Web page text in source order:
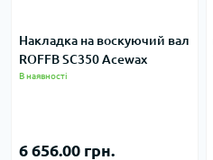
Накладка на воскуючий вал
ROFFB SC350 Acewax
В наявності
6 656.00 грн.